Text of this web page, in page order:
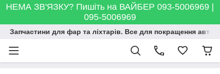
НЕМА ЗВ'ЯЗКУ? Пишіть на ВАЙБЕР 093-5006969 |
095-5006969
Запчастини для фар та ліхтарів. Все для покращення